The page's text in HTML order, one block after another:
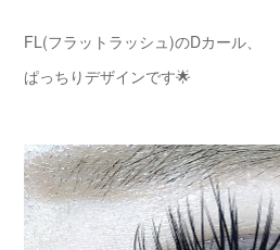
FL(フラットラッシュ)のDカール、
ぱっちりデザインです🌟